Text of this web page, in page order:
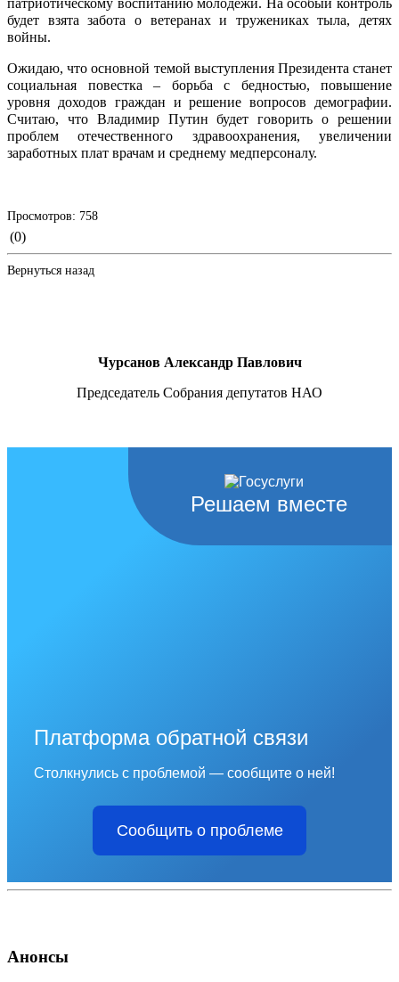
патриотическому воспитанию молодежи. На особый контроль
будет взята забота о ветеранах и тружениках тыла, детях
войны.
Ожидаю, что основной темой выступления Президента станет
социальная повестка – борьба с бедностью, повышение
уровня доходов граждан и решение вопросов демографии.
Считаю, что Владимир Путин будет говорить о решении
проблем отечественного здравоохранения, увеличении
заработных плат врачам и среднему медперсоналу.
Просмотров: 758
(0)
Вернуться назад
Чурсанов Александр Павлович
Председатель Собрания депутатов НАО
Решаем вместе
Платформа обратной связи
Столкнулись с проблемой — сообщите о ней!
Сообщить о проблеме
Анонсы